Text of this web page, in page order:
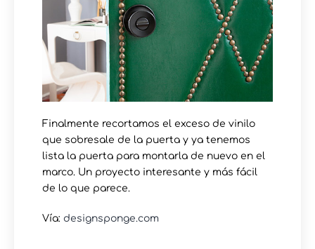
Finalmente recortamos el exceso de vinilo
que sobresale de la puerta y ya tenemos
lista la puerta para montarla de nuevo en el
marco. Un proyecto interesante y más fácil
de lo que parece.
Vía: designsponge.com